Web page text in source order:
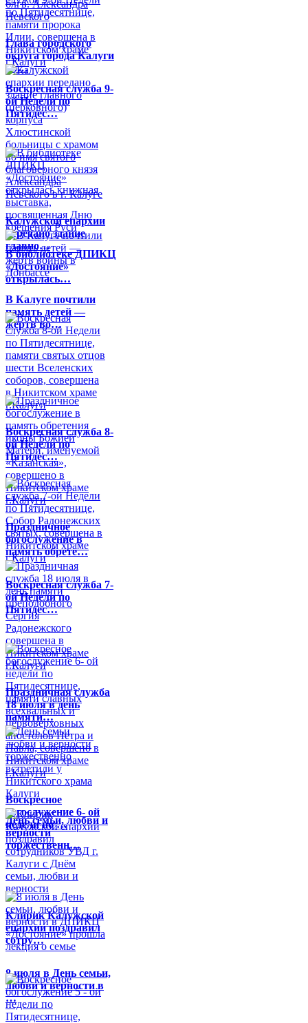
Глава городского
округа города Калуги
по…
Воскресная служба 9-
ой Недели по
Пятидес…
Калужской епархии
передано здание
главно…
В библиотеке ДПИКЦ
«Достояние»
открылась…
В Калуге почтили
память детей —
жертв во…
Воскресная служба 8-
ой Недели по
Пятидес…
Праздничное
богослужение в
память обрете…
Воскресная служба 7-
ой Недели по
Пятидес…
Праздничная служба
18 июля в день
памяти…
Воскресное
богослужение 6- ой
недели по …
День семьи, любви и
верности
торжественн…
Клирик Калужской
епархии поздравил
сотру…
8 июля в День семьи,
любви и верности в
…